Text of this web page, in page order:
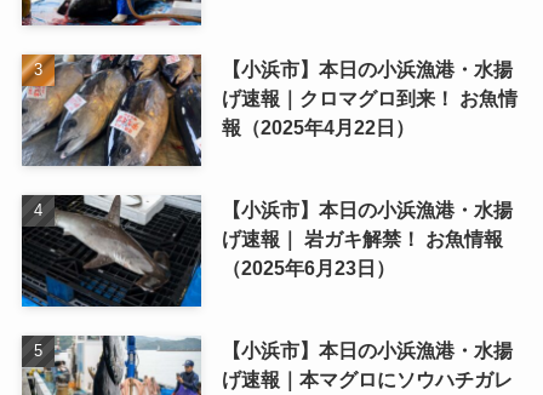
【小浜市】本日の小浜漁港・水揚
げ速報｜クロマグロ到来！ お魚情
報（2025年4月22日）
【小浜市】本日の小浜漁港・水揚
げ速報｜ 岩ガキ解禁！ お魚情報
（2025年6月23日）
【小浜市】本日の小浜漁港・水揚
げ速報｜本マグロにソウハチガレ